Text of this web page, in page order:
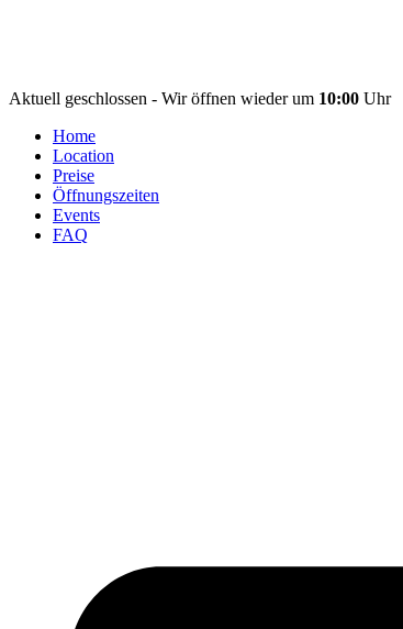
Aktuell geschlossen - Wir öffnen wieder um 10:00 Uhr
Home
Location
Preise
Öffnungszeiten
Events
FAQ